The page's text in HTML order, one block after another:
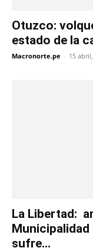
Otuzco:
estado de la
Macronorte.pe - 15
La Libertad:
Municipalidad
sufre...